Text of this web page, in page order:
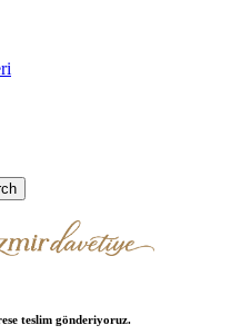
teslim gönderiyoruz.